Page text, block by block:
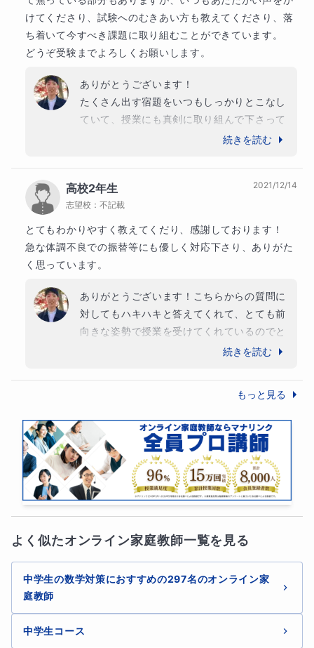
授業後もしくはチャットにて進捗や授業の様子などを共有
いたします。
【指導可能時間帯】
チャットにて相談しながら日時を決められればと思いま
す。
・90分授業対応可能(料金90分×4回 27000円)
【問い合わせの際に知りたいこと】
・学年・学校名
・定期テストの結果
・指導の際に配慮して欲しいこと
その他何でもお気軽にご相談ください。ご連絡お待ちてお
ります！
けてくださり、試験へのむきあい方も教えてくださり、落
ち着いて今すべき課題に取り組むことができています。
どうぞ受験までよろしくお願いします。
ありがとうございます！
たくさん出す宿題をいつもしっかりとこなし
ていて、授業にも真剣に取り組んで下さって
いたので、落ち着いて本番に臨めれば、必ず
あと少しですが、最後まで気を引き締めて頑
張りましょう！
続きを読む
高校2年生
志望校： 不記載
2021/12/14
とてもわかりやすく教えてくだり、感謝しております！
急な体調不良での振替等にも優しく対応下さり、ありがた
く思っています。
ありがとうございます！こちらからの質問に
対してもハキハキと答えてくれて、とても前
向きな姿勢で授業を受けてくれているのでと
ても良いです！この調子で頑張りましょう！
続きを読む
もっと見る
よく似たオンライン家庭教師一覧を見る
中学生の数学対策におすすめの297名のオンライン家
庭教師
中学生コース